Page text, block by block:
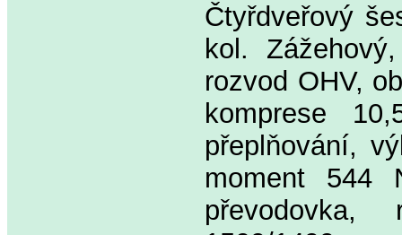
Čtyřdveřový
kol.
rozvod OHV,
komprese
přeplňování,
moment 544